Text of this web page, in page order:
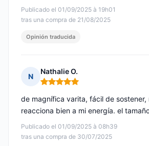
Publicado el 01/09/2025 à 19h01
tras una compra de 21/08/2025
Opinión traducida
N
Nathalie O.
Nota: 5 de 5
Publicado el 01/09/2025 à 08h39
tras una compra de 30/07/2025
de magnífica varita, fácil de sostener,
reacciona bien a mi energía. el